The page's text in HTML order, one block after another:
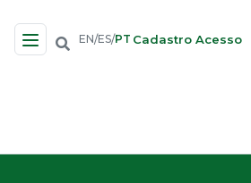
Navegação no Site
EN/ES/PT Cadastro Acesso